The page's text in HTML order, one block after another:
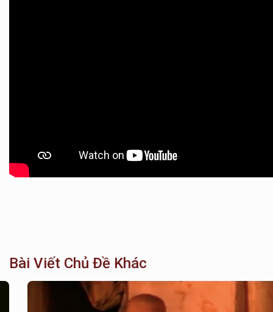
Bài Viết Chủ Đề Khác